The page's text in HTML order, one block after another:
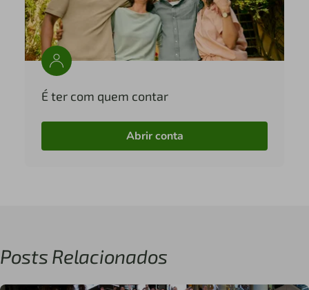
É ter com quem contar
Abrir conta
Posts Relacionados